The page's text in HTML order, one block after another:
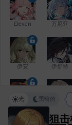
Eleven 万尼亚
伊安 伊舒特
修凯
狙
光 黑暗的